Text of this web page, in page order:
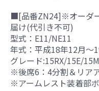
■[品番ZN24]※オーダ
届け(代引き不可)
型式：E11/NE11
年式：平成18年12月～
グレード:15RX/15E/
※後席6：4分割＆リア
※アームレスト装着部